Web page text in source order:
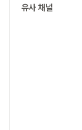
유사 채널